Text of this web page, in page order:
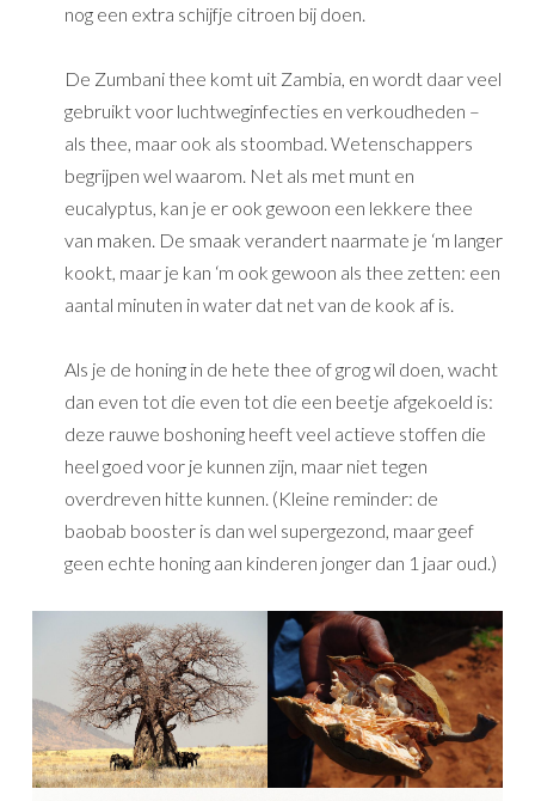
nog een extra schijfje citroen bij doen.
De Zumbani thee komt uit Zambia, en wordt daar veel
gebruikt voor luchtweginfecties en verkoudheden –
als thee, maar ook als stoombad. Wetenschappers
begrijpen wel waarom. Net als met munt en
eucalyptus, kan je er ook gewoon een lekkere thee
van maken. De smaak verandert naarmate je ‘m langer
kookt, maar je kan ‘m ook gewoon als thee zetten: een
aantal minuten in water dat net van de kook af is.
Als je de honing in de hete thee of grog wil doen, wacht
dan even tot die even tot die een beetje afgekoeld is:
deze rauwe boshoning heeft veel actieve stoffen die
heel goed voor je kunnen zijn, maar niet tegen
overdreven hitte kunnen. (Kleine reminder: de
baobab booster is dan wel supergezond, maar geef
geen echte honing aan kinderen jonger dan 1 jaar oud.)